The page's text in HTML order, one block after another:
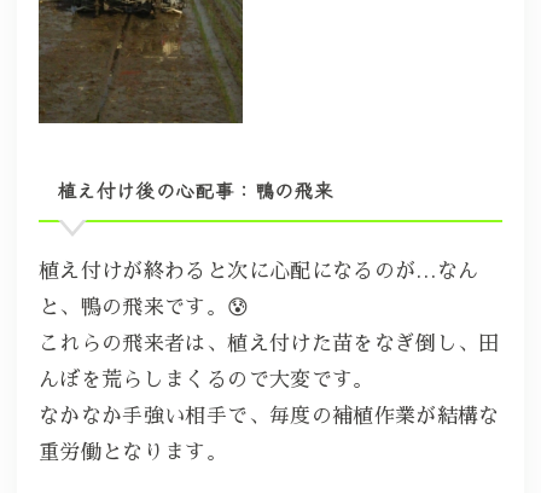
植え付け後の心配事：鴨の飛来
植え付けが終わると次に心配になるのが…なん
と、鴨の飛来です。😰
これらの飛来者は、植え付けた苗をなぎ倒し、田
んぼを荒らしまくるので大変です。
なかなか手強い相手で、毎度の補植作業が結構な
重労働となります。